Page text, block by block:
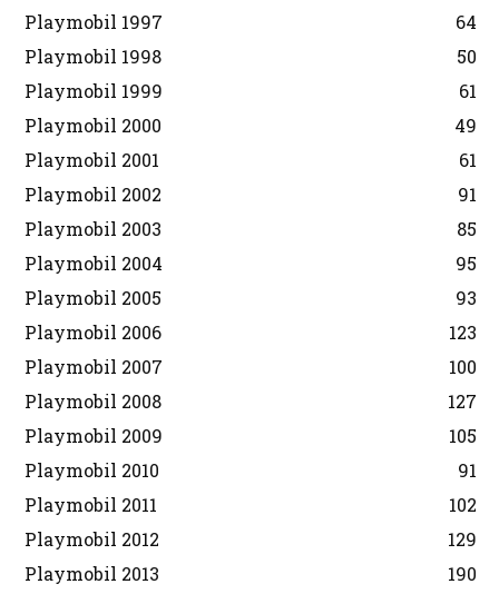
Playmobil 1997
64
Playmobil 1998
50
Playmobil 1999
61
Playmobil 2000
49
Playmobil 2001
61
Playmobil 2002
91
Playmobil 2003
85
Playmobil 2004
95
Playmobil 2005
93
Playmobil 2006
123
Playmobil 2007
100
Playmobil 2008
127
Playmobil 2009
105
Playmobil 2010
91
Playmobil 2011
102
Playmobil 2012
129
Playmobil 2013
190